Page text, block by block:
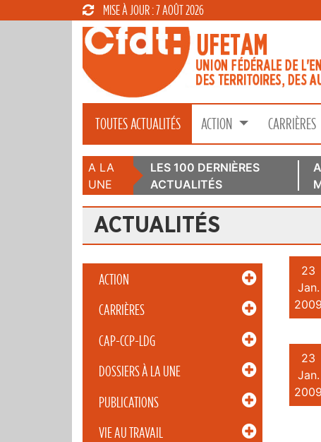
MISE À JOUR : 7 AOÛT 2026
TOUTES ACTUALITÉS ACTION CARRIÈRES
A LA
UNE
LES 100 DERNIÈRES
ACTUALITÉS
ACTUALITÉS
ACTION
CARRIÈRES
CAP-CCP-LDG
DOSSIERS À LA UNE
PUBLICATIONS
VIE AU TRAVAIL
23
Jan.
2009
23
Jan.
2009